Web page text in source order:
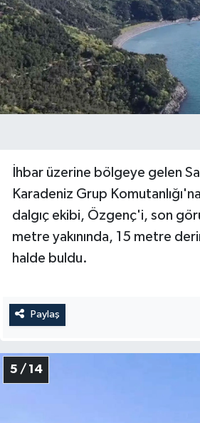
İhbar üzerine bölgeye gelen
Karadeniz Grup
dalgıç ekibi, Özgenç'i, son
metre yakınında, 15 metre
halde buldu.
Paylaş
5 / 14